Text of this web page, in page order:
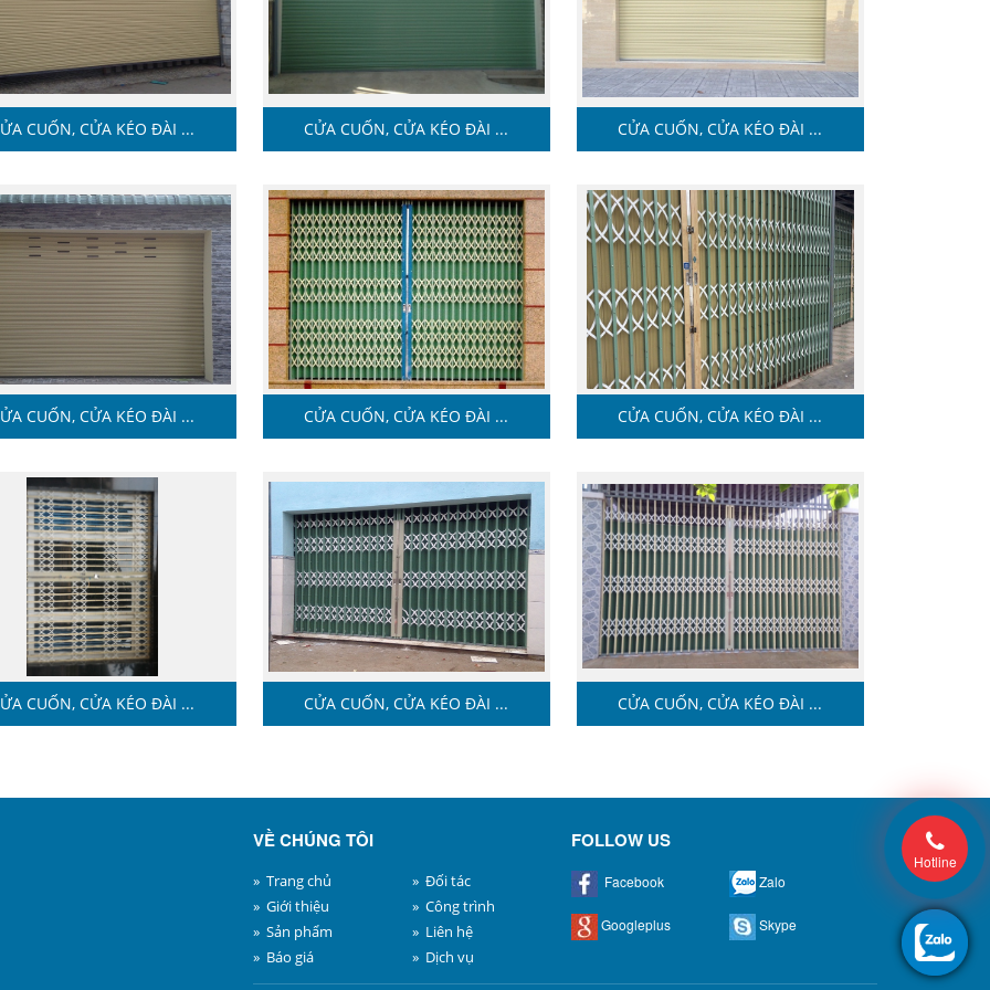
CUỐN, CỬA KÉO ĐÀI ... CỬA CUỐN, CỬA KÉO ĐÀI ... CỬA CUỐN, CỬA KÉO ĐÀI ...
CUỐN, CỬA KÉO ĐÀI ... CỬA CUỐN, CỬA KÉO ĐÀI ... CỬA CUỐN, CỬA KÉO ĐÀI ...
CUỐN, CỬA KÉO ĐÀI ... CỬA CUỐN, CỬA KÉO ĐÀI ... CỬA CUỐN, CỬA KÉO ĐÀI ...
VỀ CHÚNG TÔI
» Trang chủ
» Đối tác
» Giới thiệu
» Công trình
» Sản phẩm
» Liên hệ
» Báo giá
» Dịch vụ
FOLLOW US
Facebook Zalo
Googleplus Skype
Hotline